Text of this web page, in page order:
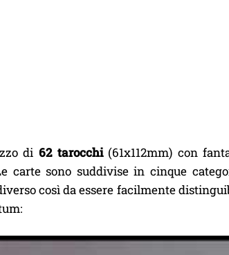
di 62 tarocchi(61x112mm) con
carte sono suddivise in cinque
così da essere facilmente